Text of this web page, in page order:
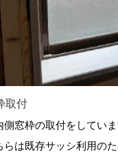
取付
側窓枠の取付をしていま
らは既存サッシ利用の